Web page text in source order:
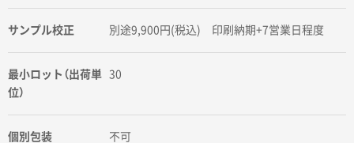
サンプル校正 別途9,900円(税込) 印刷納期+7営業日程度
最小ロット（出荷単
位）
30
個別包装 不可